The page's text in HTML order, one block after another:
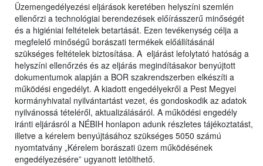
Üzemengedélyezési eljárások keretében helyszíni szemlén
ellenőrzi a technológiai berendezések előírásszerű minőségét
és a higiéniai feltételek betartását. Ezen tevékenység célja a
megfelelő minőségű borászati termékek előállításánál
szükséges feltételek biztosítása. A eljárást lefolytató hatóság a
helyszíni ellenőrzés és az eljárás megindításakor benyújtott
dokumentumok alapján a BOR szakrendszerben elkészíti a
működési engedélyt. A kiadott engedélyekről a Pest Megyei
kormányhivatal nyilvántartást vezet, és gondoskodik az adatok
nyilvánossá tételéről, aktualizálásáról. A működési engedély
iránti eljárásról a NÉBIH honlapon adunk részletes tájékoztatást,
illetve a kérelem benyújtásához szükséges 5050 számú
nyomtatvány „Kérelem borászati üzem működésének
engedélyezésére” ugyanott letölthető.